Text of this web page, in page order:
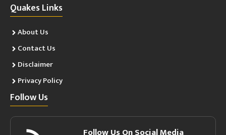
Quakes Links
About Us
Contact Us
Disclaimer
Privacy Policy
Follow Us